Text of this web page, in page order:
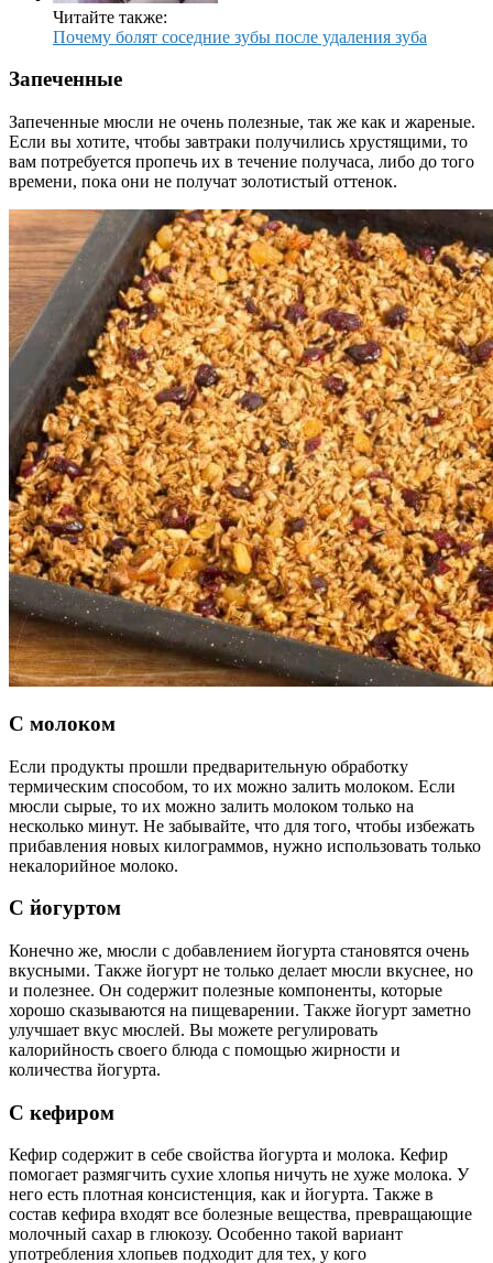
Читайте также:
Почему болят соседние зубы после удаления зуба
Запеченные
Запеченные мюсли не очень полезные, так же как и жареные.
Если вы хотите, чтобы завтраки получились хрустящими, то
вам потребуется пропечь их в течение получаса, либо до того
времени, пока они не получат золотистый оттенок.
С молоком
Если продукты прошли предварительную обработку
термическим способом, то их можно залить молоком. Если
мюсли сырые, то их можно залить молоком только на
несколько минут. Не забывайте, что для того, чтобы избежать
прибавления новых килограммов, нужно использовать только
некалорийное молоко.
С йогуртом
Конечно же, мюсли с добавлением йогурта становятся очень
вкусными. Также йогурт не только делает мюсли вкуснее, но
и полезнее. Он содержит полезные компоненты, которые
хорошо сказываются на пищеварении. Также йогурт заметно
улучшает вкус мюслей. Вы можете регулировать
калорийность своего блюда с помощью жирности и
количества йогурта.
С кефиром
Кефир содержит в себе свойства йогурта и молока. Кефир
помогает размягчить сухие хлопья ничуть не хуже молока. У
него есть плотная консистенция, как и йогурта. Также в
состав кефира входят все болезные вещества, превращающие
молочный сахар в глюкозу. Особенно такой вариант
употребления хлопьев подходит для тех, у кого